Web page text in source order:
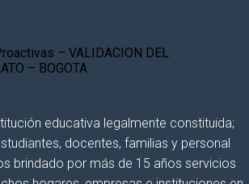
educativa legalmente constituida;
docentes, familias y personal
brindado por más de 15 años servicios